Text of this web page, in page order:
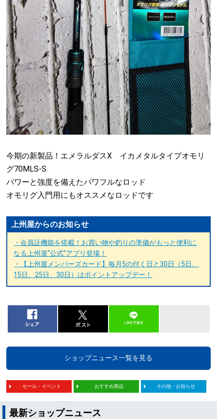
今期の新製品！エメラルダスX イカメタルタイプオモリ
グ70MLS-S
パワーと強度を備えたパワフルなロッド
オモリグ入門用にもオススメなロッドです
上州屋からのお知らせ
・会員証機能を搭載！お買い物や釣りの準備がもっと便利に
なる上州屋“公式”アプリ登場！
・【上州屋メンバーズカード】毎月5の付く日と30日（5日、
15日、25日、30日）はポイントアップデー！
ショップニュース一覧を見る
セール・イベント おすすめ商品 その他・お知らせ
最新ショップニュース